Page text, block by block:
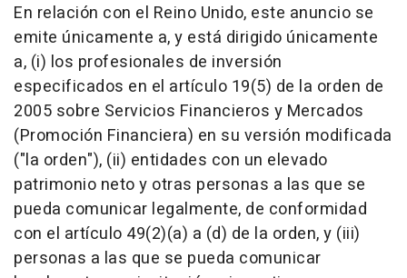
En relación con el Reino Unido, este anuncio se
emite únicamente a, y está dirigido únicamente
a, (i) los profesionales de inversión
especificados en el artículo 19(5) de la orden de
2005 sobre Servicios Financieros y Mercados
(Promoción Financiera) en su versión modificada
("la orden"), (ii) entidades con un elevado
patrimonio neto y otras personas a las que se
pueda comunicar legalmente, de conformidad
con el artículo 49(2)(a) a (d) de la orden, y (iii)
personas a las que se pueda comunicar